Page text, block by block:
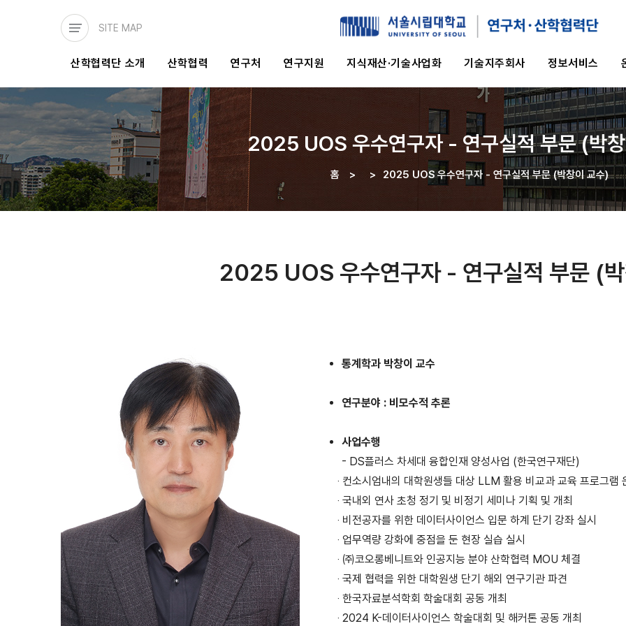
SITE MAP
네비게이션
산학협력단 소개 산학협력 연구처 연구지원 지식재산·기술사업화 기술지주회사 정보서비스
2025 UOS 우수연구자 - 연구실적 부문 (박
경로
홈 > > 2025 UOS 우수연구자 - 연구실적 부문 (박창이 교수)
2025 UOS 우수연구자 - 연구실적 부문 (
통계학과 박창이 교수
연구분야 : 비모수적 추론
사업수행
- DS플러스 차세대 융합인재 양성사업 (한국연구재단)
‧ 컨소시엄내의 대학원생들 대상 LLM 활용 비교과 교육 프로그램
‧ 국내외 연사 초청 정기 및 비정기 세미나 기획 및 개최
‧ 비전공자를 위한 데이터사이언스 입문 하계 단기 강좌 실시
‧ 업무역량 강화에 중점을 둔 현장 실습 실시
‧ ㈜코오롱베니트와 인공지능 분야 산학협력 MOU 체결
‧ 국제 협력을 위한 대학원생 단기 해외 연구기관 파견
‧ 한국자료분석학회 학술대회 공동 개최
‧ 2024 K-데이터사이언스 학술대회 및 해커톤 공동 개최